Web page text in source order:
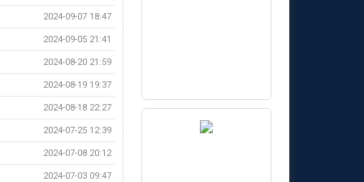
2024-09-07 18:47
2024-09-05 21:41
2024-08-20 21:59
2024-08-19 19:37
2024-08-18 22:27
2024-07-25 12:39
2024-07-08 20:12
2024-07-03 09:47